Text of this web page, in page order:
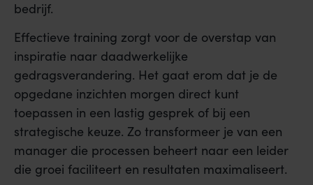
bedrijf.
Effectieve training zorgt voor de overstap van
inspiratie naar daadwerkelijke
gedragsverandering. Het gaat erom dat je de
opgedane inzichten morgen direct kunt
toepassen in een lastig gesprek of bij een
strategische keuze. Zo transformeer je van een
manager die processen beheert naar een leider
die groei faciliteert en resultaten maximaliseert.